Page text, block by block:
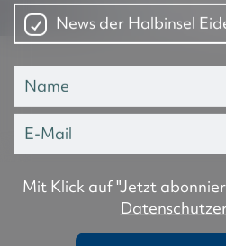
News der Halbinsel
Mit Klick auf "Jetzt